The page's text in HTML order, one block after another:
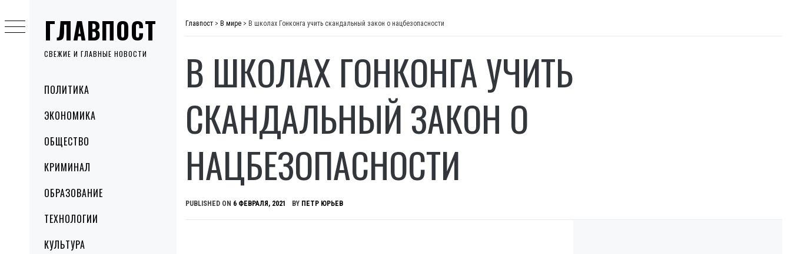
ГЛАВПОСТ
СВЕЖИЕ И ГЛАВНЫЕ НОВОСТИ
MenuПОЛИТИКА
ЭКОНОМИКА
ОБЩЕСТВО
КРИМИНАЛ
ОБРАЗОВАНИЕ
ТЕХНОЛОГИИ
КУЛЬТУРА
to
content
Главпост > В мире > В школах Гонконга учить скандальный закон о нацбезопасности
В ШКОЛАХ ГОНКОНГА УЧИТЬ
СКАНДАЛЬНЫЙ ЗАКОН О
НАЦБЕЗОПАСНОСТИ
PUBLISHED ON 6 ФЕВРАЛЯ, 2021 BY ПЕТР ЮРЬЕВ